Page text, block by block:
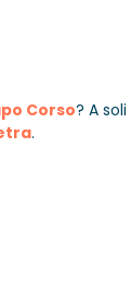
Corso? A soli
.